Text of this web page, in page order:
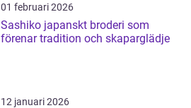
01 februari 2026
Sashiko japanskt broderi som
förenar tradition och skaparglädje
12 januari 2026